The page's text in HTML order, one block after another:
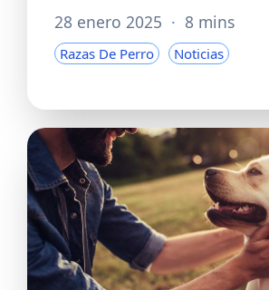
28 enero 2025 · 8 mins
Razas De Perro Noticias